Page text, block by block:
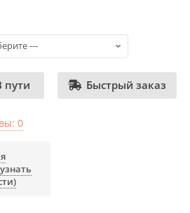
пути Быстрый заказ
0